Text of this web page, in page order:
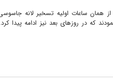
همان ساعات اولیه تسخیر لانه
که در روزهای بعد نیز ادامه پیدا